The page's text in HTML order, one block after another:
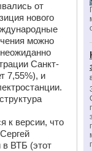
от
нового
можно
Санкт-
7,55%), и
к версии, что
ВТБ (этот